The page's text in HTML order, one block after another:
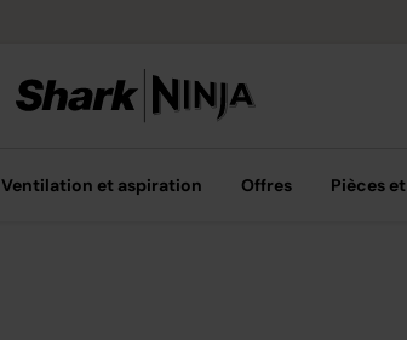
Livraison
Ventilation et aspiration Offres Pièces